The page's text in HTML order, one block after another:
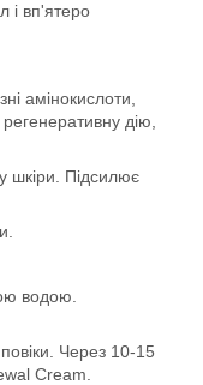
і вп'ятеро
амінокислоти,
дію,
шкіри. Підсилює
водою.
Через 10-15
Cream.